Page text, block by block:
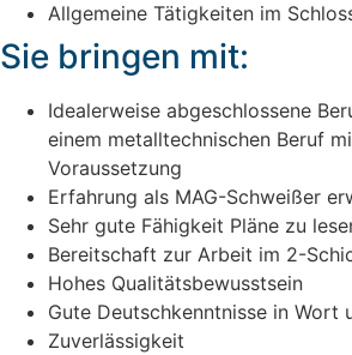
Allgemeine Tätigkeiten im
Sie bringen mit:
Idealerweise abgeschlossene
einem metalltechnischen Beruf
Voraussetzung
Erfahrung als MAG-Schweißer
Sehr gute Fähigkeit Pläne zu
Bereitschaft zur Arbeit im 2-
Hohes Qualitätsbewusstsein
Gute Deutschkenntnisse in Wort
Zuverlässigkeit